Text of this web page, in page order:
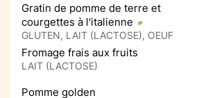
Gratin de pomme de terre et
courgettes à l'italienne
GLUTEN, LAIT (LACTOSE), OEUF
Fromage frais aux fruits
LAIT (LACTOSE)
Pomme golden